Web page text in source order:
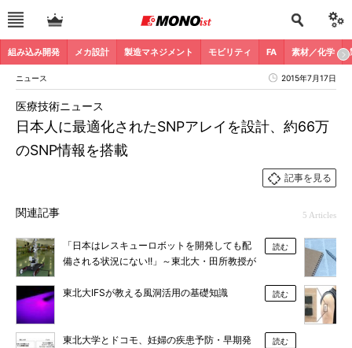
組み込み開発 メカ設計 製造マネジメント モビリティ FA 素材／化学
ニュース 2015年7月17日
日本人に最適化されたSNPアレイを設計、約66万
のSNP情報を搭載
医療技術ニュース
記事を見る
関連記事 5 Articles
「日本はレスキューロボットを開発しても配
備される状況にない!!」～東北大・田所教授が
読む
東北大IFSが教える風洞活用の基礎知識 読む
東北大学とドコモ、妊婦の疾患予防・早期発
読む